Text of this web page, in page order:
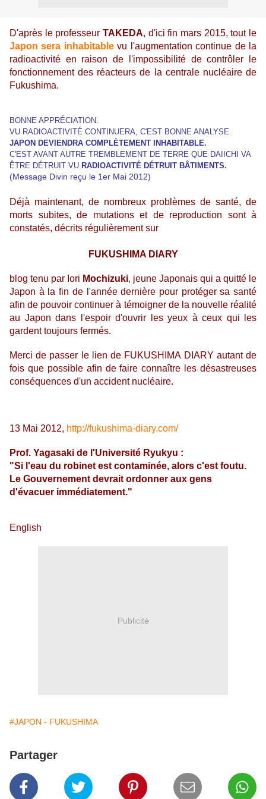
D'après le professeur TAKEDA, d'ici fin mars 2015, tout le
Japon sera inhabitablevu l'augmentation continue de la
radioactivité en raison de l'impossibilité de contrôler le
fonctionnement des réacteurs de la centrale nucléaire de
Fukushima.
BONNE APPRÉCIATION.
VU RADIOACTIVITÉ CONTINUERA, C'EST BONNE ANALYSE.
JAPON DEVIENDRA COMPLÈTEMENT INHABITABLE.
C'EST AVANT AUTRE TREMBLEMENT DE TERRE QUE DAIICHI VA
ÊTRE DÉTRUIT VU RADIOACTIVITÉ DÉTRUIT BÂTIMENTS.
(Message Divin reçu le 1er Mai 2012)
Déjà maintenant, de nombreux problèmes de santé, de
morts subites, de mutations et de reproduction sont à
constatés, décrits régulièrement sur
FUKUSHIMA DIARY
blog tenu par Iori Mochizuki, jeune Japonais qui a quitté le
Japon à la fin de l'année dernière pour protéger sa santé
afin de pouvoir continuer à témoigner de la nouvelle réalité
au Japon dans l'espoir d'ouvrir les yeux à ceux qui les
gardent toujours fermés.
Merci de passer le lien de FUKUSHIMA DIARY autant de
fois que possible afin de faire connaître les désastreuses
conséquences d'un accident nucléaire.
13 Mai 2012, http://fukushima-diary.com/
Prof. Yagasaki de l'Université Ryukyu :
"Si l'eau du robinet est contaminée, alors c'est foutu.
Le Gouvernement devrait ordonner aux gens
d'évacuer immédiatement."
English
Publicité
#JAPON - FUKUSHIMA
Partager